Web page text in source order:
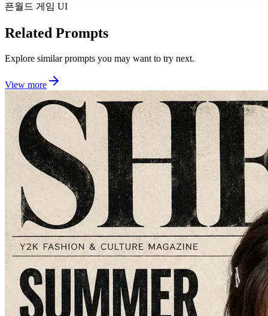
픈월드 게임 UI
Related Prompts
Explore similar prompts you may want to try next.
View more